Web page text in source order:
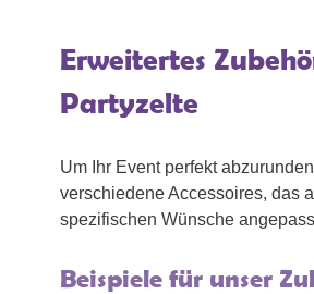
Erweitertes
Partyzelte
Um Ihr Event perfekt
verschiedene Accessoires, das
spezifischen Wünsche
Beispiele für unser